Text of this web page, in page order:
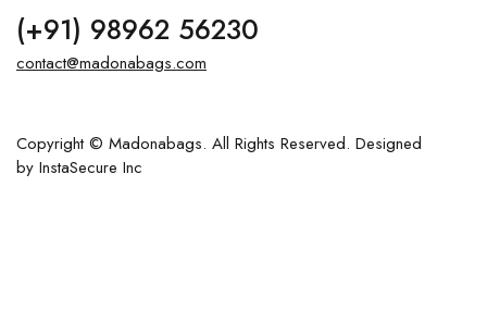
(+91) 98962 56230
contact@madonabags.com
Copyright © Madonabags. All Rights Reserved. Designed
by InstaSecure Inc